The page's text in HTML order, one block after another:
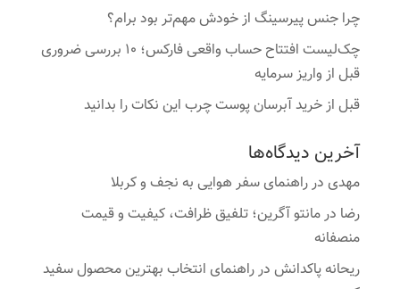
چرا جنس پیرسینگ از خودش مهم‌تر بود برام؟
چک‌لیست افتتاح حساب واقعی فارکس؛ ۱۰ بررسی ضروری
قبل از واریز سرمایه
قبل از خرید آبرسان پوست چرب این نکات را بدانید
آخرین دیدگاه‌ها
مهدیدرراهنمای سفر هوایی به نجف و کربلا
رضا درمانتو آگرین؛ تلفیق ظرافت، کیفیت و قیمت
منصفانه
ریحانه پاکدانشدرراهنمای انتخاب بهترین محصول سفید